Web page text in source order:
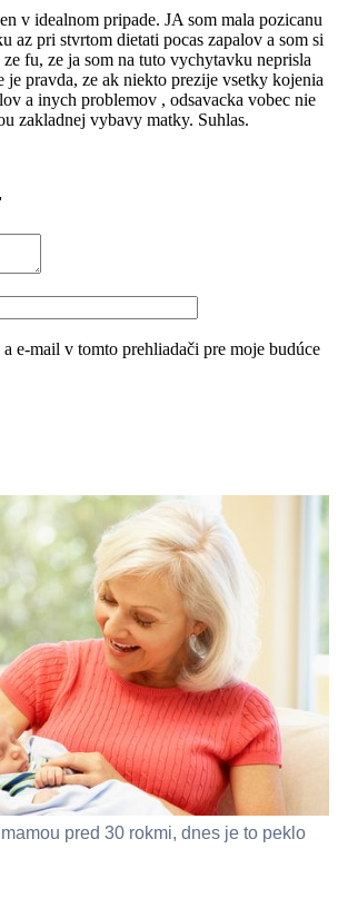
v idealnom pripade. JA som mala pozicanu
az pri stvrtom dietati pocas zapalov a som si
fu, ze ja som na tuto vychytavku neprisla
je pravda, ze ak niekto prezije vsetky kojenia
a inych problemov , odsavacka vobec nie
zakladnej vybavy matky. Suhlas.
e-mail v tomto prehliadači pre moje budúce
pred 30 rokmi, dnes je to peklo